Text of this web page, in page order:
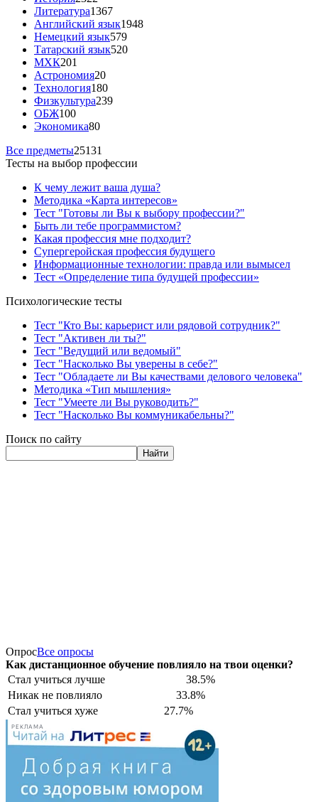
Литература1367
Английский язык1948
Немецкий язык579
Татарский язык520
МХК201
Астрономия20
Технология180
Физкультура239
ОБЖ100
Экономика80
Все предметы25131
Тесты на выбор профессии
К чему лежит ваша душа?
Методика «Карта интересов»
Тест "Готовы ли Вы к выбору профессии?"
Быть ли тебе программистом?
Какая профессия мне подходит?
Супергеройская профессия будущего
Информационные технологии: правда или вымысел
Тест «Определение типа будущей профессии»
Психологические тесты
Тест "Кто Вы: карьерист или рядовой сотрудник?"
Тест "Активен ли ты?"
Тест "Ведущий или ведомый"
Тест "Насколько Вы уверены в себе?"
Тест "Обладаете ли Вы качествами делового человека"
Методика «Тип мышления»
Тест "Умеете ли Вы руководить?"
Тест "Насколько Вы коммуникабельны?"
Поиск по сайту
Найти
ОпросВсе опросы
Как дистанционное обучение повлияло на твои оценки?
Стал учиться лучше
38.5%
Никак не повлияло
33.8%
Стал учиться хуже
27.7%
РЕКЛАМА